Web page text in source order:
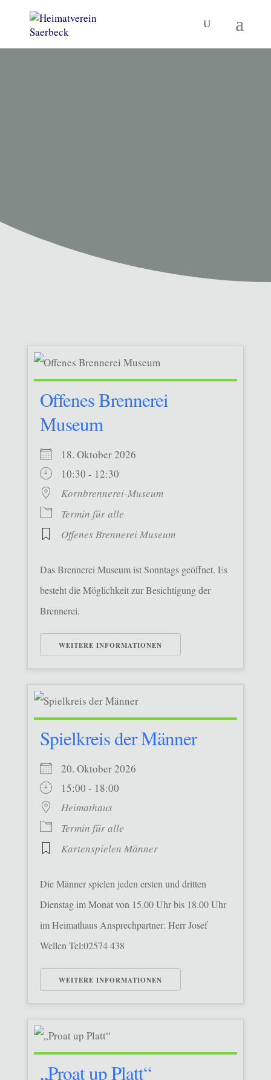
Offenes Brennerei
Museum
18. Oktober 2026
10:30 - 12:30
Kornbrennerei-Museum
Termin für alle
Offenes Brennerei Museum
Das Brennerei Museum ist Sonntags geöffnet. Es
besteht die Möglichkeit zur Besichtigung der
Brennerei.
WEITERE INFORMATIONEN
Spielkreis der Männer
20. Oktober 2026
15:00 - 18:00
Heimathaus
Termin für alle
Kartenspielen Männer
Die Männer spielen jeden ersten und dritten
Dienstag im Monat von 15.00 Uhr bis 18.00 Uhr
im Heimathaus Ansprechpartner: Herr Josef
Wellen Tel:02574 438
WEITERE INFORMATIONEN
„Proat up Platt“